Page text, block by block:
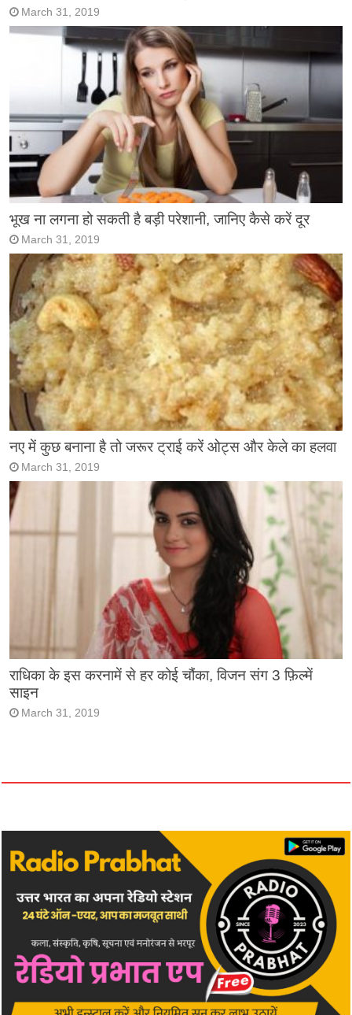
March 31, 2019
भूख ना लगना हो सकती है बड़ी परेशानी, जानिए कैसे करें दूर
March 31, 2019
नए में कुछ बनाना है तो जरूर ट्राई करें ओट्स और केले का हलवा
March 31, 2019
राधिका के इस करनामें से हर कोई चौंका, विजन संग 3 फ़िल्में
साइन
March 31, 2019